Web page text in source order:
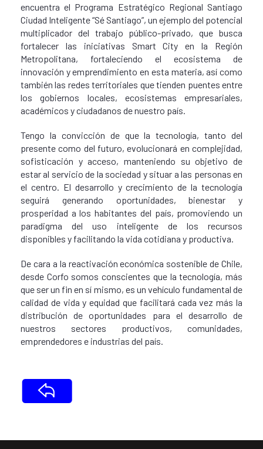
encuentra el Programa Estratégico Regional Santiago
Ciudad Inteligente “Sé Santiago”, un ejemplo del potencial
multiplicador del trabajo público-privado, que busca
fortalecer las iniciativas Smart City en la Región
Metropolitana, fortaleciendo el ecosistema de
innovación y emprendimiento en esta materia, así como
también las redes territoriales que tienden puentes entre
los gobiernos locales, ecosistemas empresariales,
académicos y ciudadanos de nuestro país.
Tengo la convicción de que la tecnología, tanto del
presente como del futuro, evolucionará en complejidad,
sofisticación y acceso, manteniendo su objetivo de
estar al servicio de la sociedad y situar a las personas en
el centro. El desarrollo y crecimiento de la tecnología
seguirá generando oportunidades, bienestar y
prosperidad a los habitantes del país, promoviendo un
paradigma del uso inteligente de los recursos
disponibles y facilitando la vida cotidiana y productiva.
De cara a la reactivación económica sostenible de Chile,
desde Corfo somos conscientes que la tecnología, más
que ser un fin en sí mismo, es un vehículo fundamental de
calidad de vida y equidad que facilitará cada vez más la
distribución de oportunidades para el desarrollo de
nuestros sectores productivos, comunidades,
emprendedores e industrias del país.